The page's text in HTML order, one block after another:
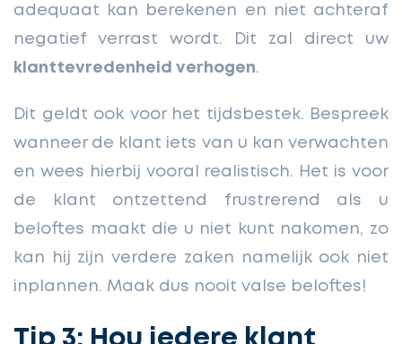
adequaat kan berekenen en niet achteraf
negatief verrast wordt. Dit zal direct uw
klanttevredenheid verhogen.
Dit geldt ook voor het tijdsbestek. Bespreek
wanneer de klant iets van u kan verwachten
en wees hierbij vooral realistisch. Het is voor
de klant ontzettend frustrerend als u
beloftes maakt die u niet kunt nakomen, zo
kan hij zijn verdere zaken namelijk ook niet
inplannen. Maak dus nooit valse beloftes!